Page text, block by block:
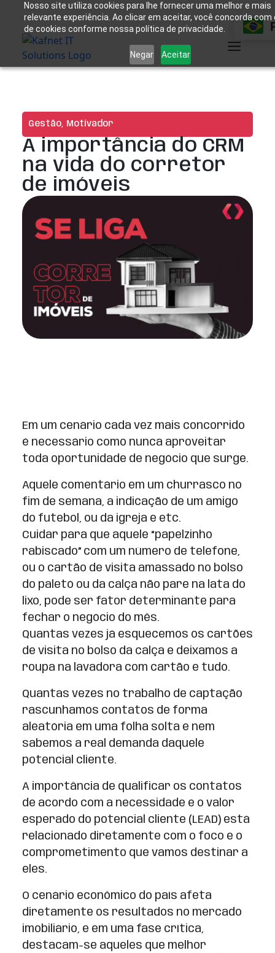
Nosso site utiliza cookies para lhe fornecer uma melhor e mais
relevante experiência. Ao clicar em aceitar, você concorda com
de cookies conforme nossa política de privacidade.
Negar Aceitar
Gestão, Motivador
A importância do CRM
na vida do corretor
de imóveis
Em um cenário cada vez mais concorrido
é necessário como nunca aproveitar
toda oportunidade de negócio que surge.
Aquele comentário em um churrasco no
fim de semana, a indicação de um amigo
do futebol, ou da igreja e etc.
Cuidar para que aquele “papelzinho
rabiscado” com um número de telefone,
ou o cartão de visita amassado no bolso
do paletó ou da calça não pare na lata do
lixo, pode ser fator determinante para
fechar o negócio do mês.
Quantas vezes já esquecemos os cartões
de visita no bolso da calça e deixamos a
roupa na lavadora com cartão e tudo.
Quantas vezes no trabalho de captação
rascunhamos contatos de forma
aleatória em uma folha solta e nem
sabemos a real demanda daquele
potencial cliente.
A importância de qualificar os contatos
de acordo com a necessidade e o valor
esperado do potencial cliente (LEAD) está
relacionado diretamente com o foco e o
comprometimento que vamos destinar a
eles.
O cenário econômico do país afeta
diretamente os resultados no mercado
imobiliário, e em uma fase crítica,
destacam-se aqueles que melhor